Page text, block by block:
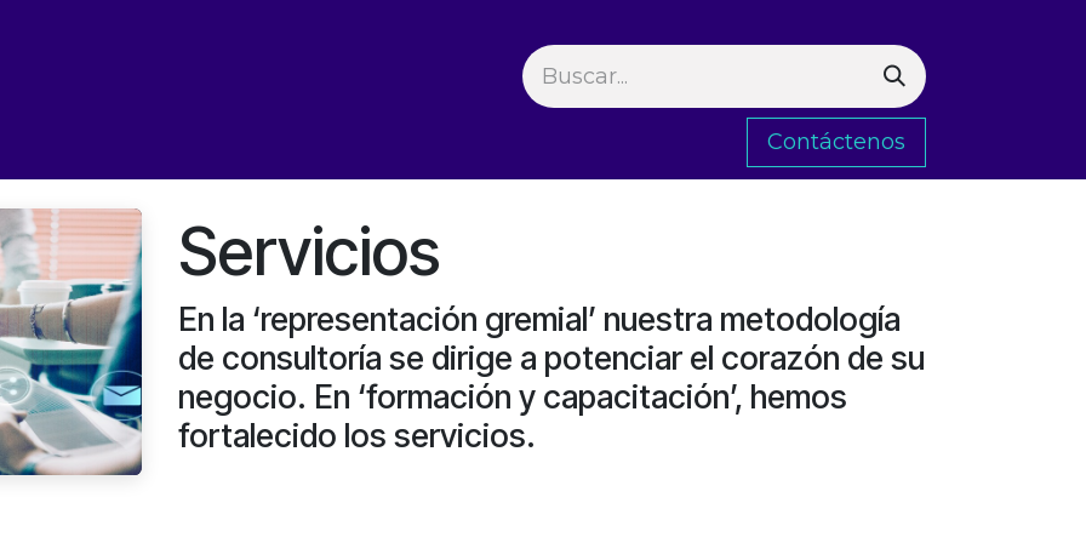
Servicios Trabaja con Nosotros
Contáctenos
Servicios
En la ‘representación gremial’ nuestra metodología
de consultoría se dirige a potenciar el corazón de su
negocio. En ‘formación y capacitación’, hemos
fortalecido los servicios.